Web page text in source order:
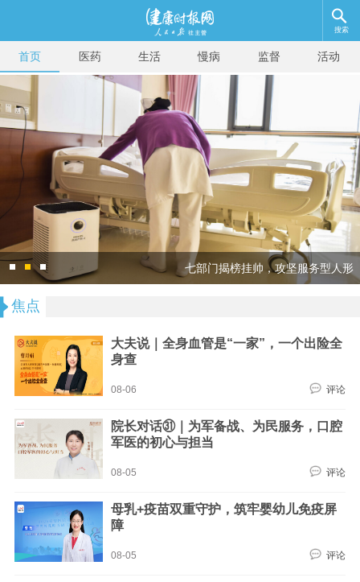
搜索
首页 医药 生活 慢病 监督 活动
七部门揭榜挂帅，攻坚服务型人形
焦点
大夫说｜全身血管是“一家”，一个出险全
身查
08-06 评论
院长对话㉛｜为军备战、为民服务，口腔
军医的初心与担当
08-05 评论
母乳+疫苗双重守护，筑牢婴幼儿免疫屏
障
08-05 评论